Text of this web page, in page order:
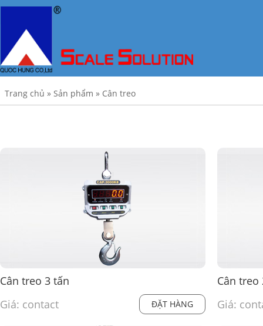
Trang chủ » Sản phẩm » Cân treo
Cân treo 3 tấn
Giá: contact
ĐẶT HÀNG
Cân treo
Giá: